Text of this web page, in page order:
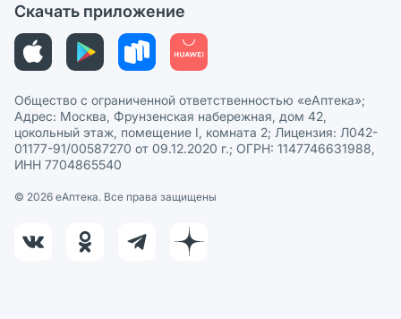
Этика и соответствие
Политика в отношении обработки персональных данных
Скачать приложение
Общество с ограниченной ответственностью «еАптека»;
Адрес: Москва, Фрунзенская набережная, дом 42,
цокольный этаж, помещение I, комната 2; Лицензия: Л042-
01177-91/00587270 от 09.12.2020 г.; ОГРН: 1147746631988,
ИНН 7704865540
© 2026 eАптека. Все права защищены